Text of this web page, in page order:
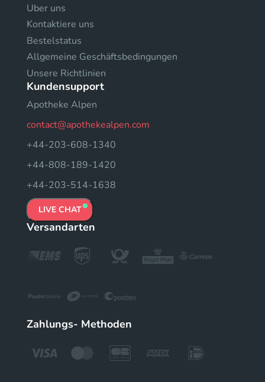
Uber uns
Kontaktiere uns
Bestelstatus
Allgemeine Geschäftsbedingungen
Unsere Richtlinien
Kundensupport
Apotheke Alpen
contact@apothekealpen.com
+44-203-608-1340
+44-808-189-1420
+44-203-514-1638
LIVE CHAT
Versandarten
Zahlungs- Methoden